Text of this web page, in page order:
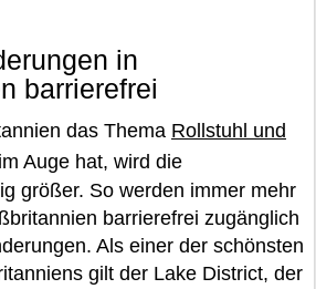
in
barrierefrei
das Thema Rollstuhl und
Auge hat, wird die
größer. So werden immer mehr
barrierefrei zugänglich
Als einer der schönsten
gilt der Lake District, der